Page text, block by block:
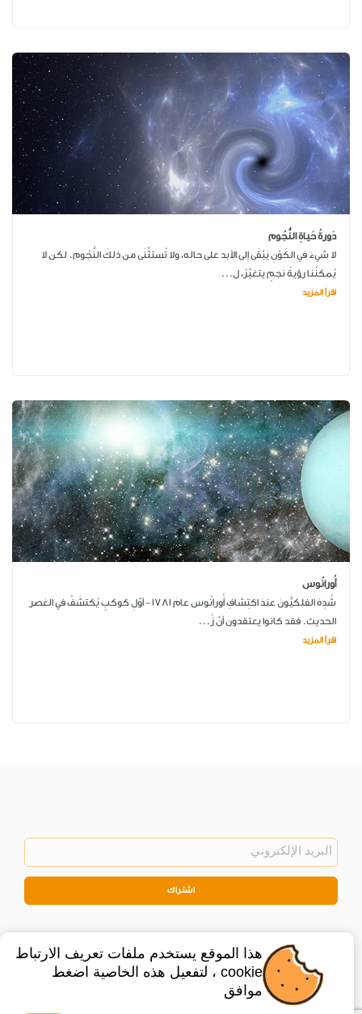
دَورةُ حَياةِ النُّجُوم
لا شيءَ في الكَوْنِ يَبْقَى إلى الأبد على حالِه، ولا تُستثْنَى من ذلكَ النُّجُوم. لكن لا
يُمكنُنا رؤيةُ نجمٍ يتغيَّرُ، ل...
اقرأ المزيد
أُورانُوس
شُدِهَ الفلكيُّونَ عندَ اكتِشافِ أُورانُوس عامَ 1781 - أوَّلِ كوكبٍ يُكتشَفُ في العَصر
الحديث. فقد كانوا يعتقدون أنَّ زُ...
اقرأ المزيد
اشتراك
هذا الموقع يستخدم ملفات تعريف الارتباط
cookie ، لتفعيل هذه الخاصية اضغط
موافق